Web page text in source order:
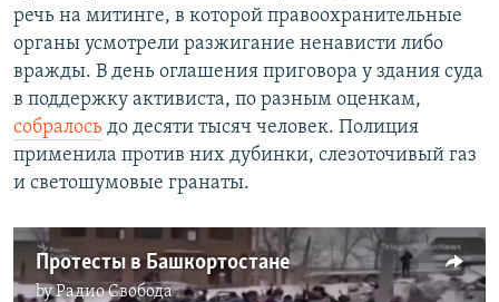
речь на митинге, в которой правоохранительные
органы усмотрели разжигание ненависти либо
вражды. В день оглашения приговора у здания суда
в поддержку активиста, по разным оценкам,
собралось до десяти тысяч человек. Полиция
применила против них дубинки, слезоточивый газ
и светошумовые гранаты.
Протесты в Башкортостане
byРадио Свобода